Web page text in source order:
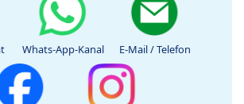
Whats-App-Kanal E-Mail / Telefon